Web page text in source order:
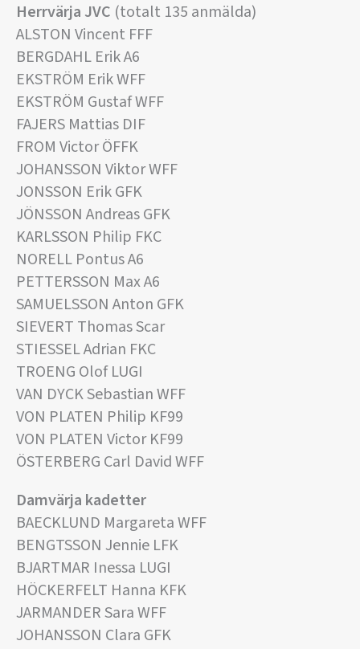
Herrvärja JVC (totalt 135 anmälda)
ALSTON Vincent FFF
BERGDAHL Erik A6
EKSTRÖM Erik WFF
EKSTRÖM Gustaf WFF
FAJERS Mattias DIF
FROM Victor ÖFFK
JOHANSSON Viktor WFF
JONSSON Erik GFK
JÖNSSON Andreas GFK
KARLSSON Philip FKC
NORELL Pontus A6
PETTERSSON Max A6
SAMUELSSON Anton GFK
SIEVERT Thomas Scar
STIESSEL Adrian FKC
TROENG Olof LUGI
VAN DYCK Sebastian WFF
VON PLATEN Philip KF99
VON PLATEN Victor KF99
ÖSTERBERG Carl David WFF
Damvärja kadetter
BAECKLUND Margareta WFF
BENGTSSON Jennie LFK
BJARTMAR Inessa LUGI
HÖCKERFELT Hanna KFK
JARMANDER Sara WFF
JOHANSSON Clara GFK